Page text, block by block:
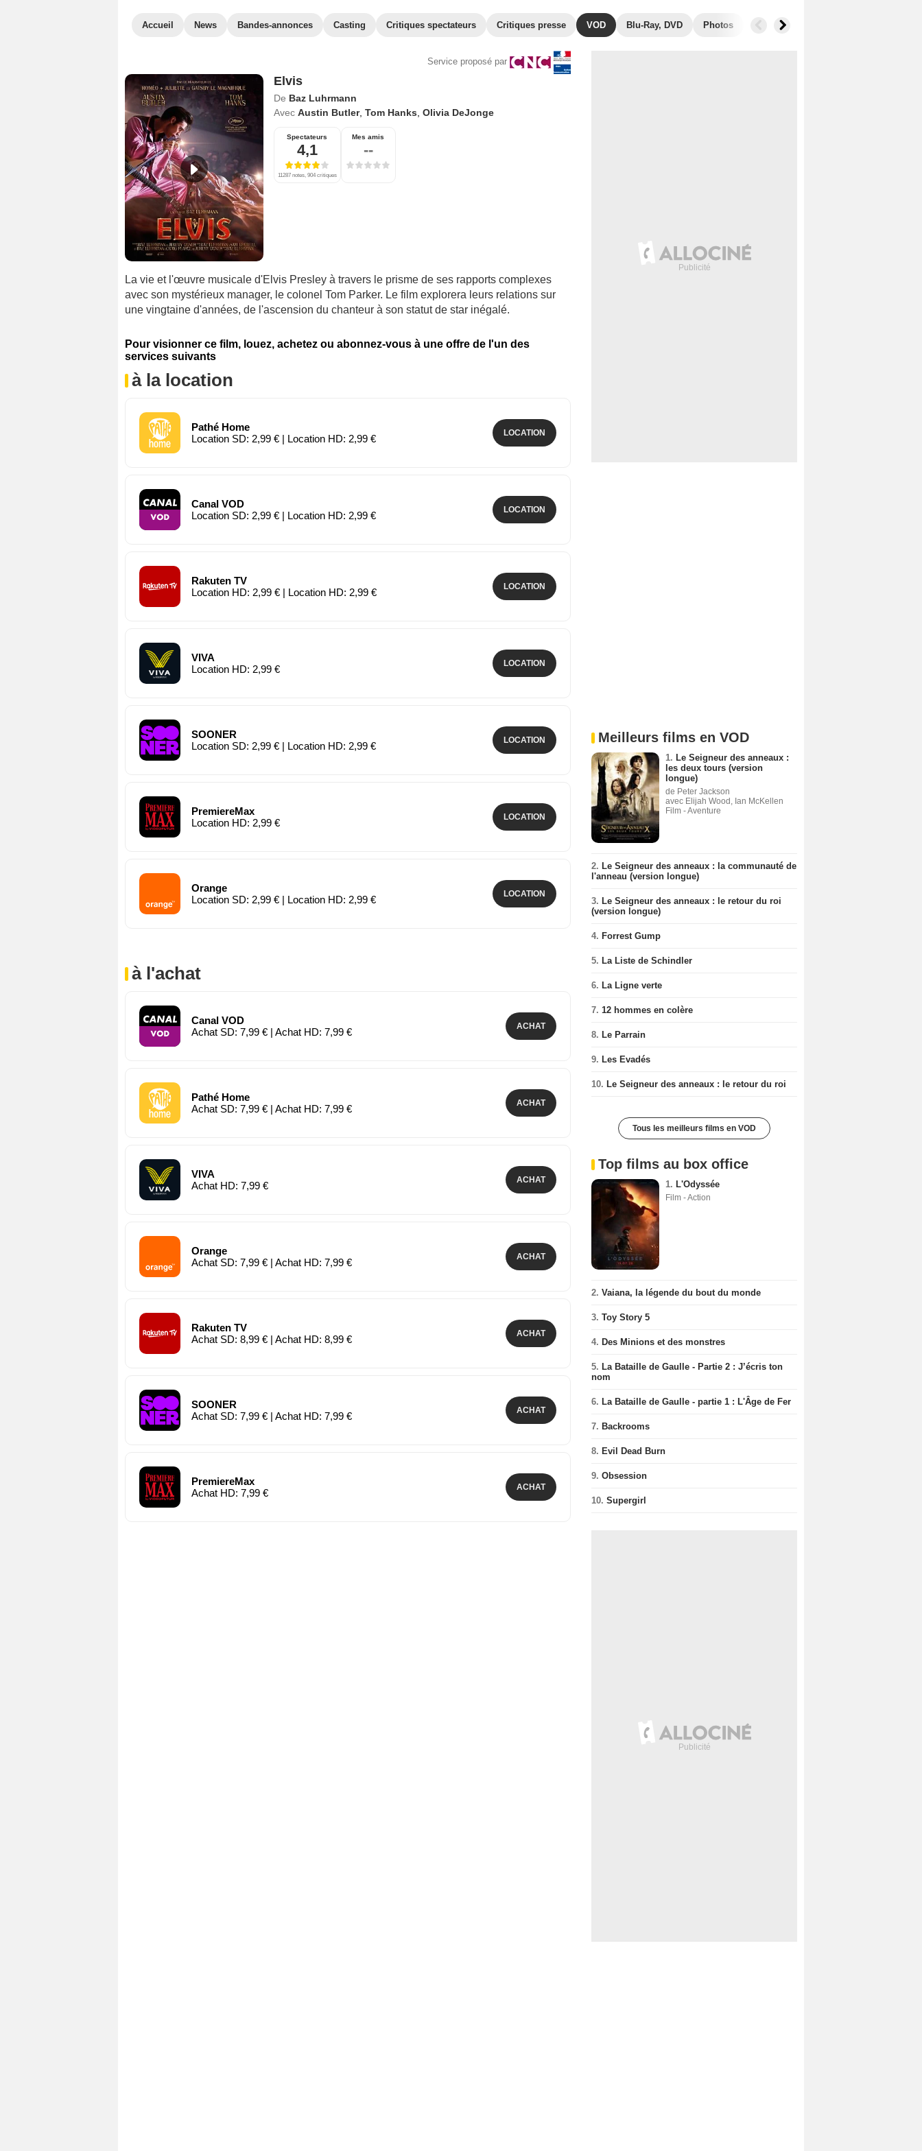
Accueil News Bandes-annonces Casting Critiques spectateurs Critiques presse VOD Blu-Ray, DVD Photos Secrets de tournage
Service proposé par
Elvis
De Baz Luhrmann
Avec Austin Butler, Tom Hanks Olivia DeJonge
Spectateurs
4,1
11287 notes, 904 critiques
Mes amis
--
La vie et l'œuvre musicale d'Elvis Presley à travers le prisme de ses rapports complexes
avec son mystérieux manager, le colonel Tom Parker. Le film explorera leurs relations sur
une vingtaine d'années, de l'ascension du chanteur à son statut de star inégalé.
Pour visionner ce film, louez, achetez ou abonnez-vous à une offre de l'un des
services suivants
à la location
Pathé Home
Location SD: 2,99 € | Location HD: 2,99 €
LOCATION
Canal VOD
Location SD: 2,99 € | Location HD: 2,99 €
LOCATION
Rakuten TV
Location HD: 2,99 € | Location HD: 2,99 €
LOCATION
VIVA
Location HD: 2,99 €
LOCATION
SOONER
Location SD: 2,99 € | Location HD: 2,99 €
LOCATION
PremiereMax
Location HD: 2,99 €
LOCATION
Orange
Location SD: 2,99 € | Location HD: 2,99 €
LOCATION
à l'achat
Canal VOD
Achat SD: 7,99 € | Achat HD: 7,99 €
ACHAT
Pathé Home
Achat SD: 7,99 € | Achat HD: 7,99 €
ACHAT
VIVA
Achat HD: 7,99 €
ACHAT
Orange
Achat SD: 7,99 € | Achat HD: 7,99 €
ACHAT
Rakuten TV
Achat SD: 8,99 € | Achat HD: 8,99 €
ACHAT
SOONER
Achat SD: 7,99 € | Achat HD: 7,99 €
ACHAT
PremiereMax
Achat HD: 7,99 €
ACHAT
Meilleurs films en VOD
1. Le Seigneur des anneaux :
les deux tours (version
longue)
de Peter Jackson
avec Elijah Wood, Ian McKellen
Film - Aventure
2. Le Seigneur des anneaux : la communauté de
l'anneau (version longue)
3. Le Seigneur des anneaux : le retour du roi
(version longue)
4. Forrest Gump
5. La Liste de Schindler
6. La Ligne verte
7. 12 hommes en colère
8. Le Parrain
9. Les Evadés
10. Le Seigneur des anneaux : le retour du roi
Tous les meilleurs films en VOD
Top films au box office
1. L'Odyssée
Film - Action
2. Vaiana, la légende du bout du monde
3. Toy Story 5
4. Des Minions et des monstres
5. La Bataille de Gaulle - Partie 2 : J’écris ton
nom
6. La Bataille de Gaulle - partie 1 : L'Âge de Fer
7. Backrooms
8. Evil Dead Burn
9. Obsession
10. Supergirl